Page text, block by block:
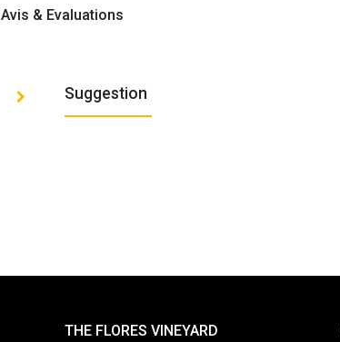
Avis & Evaluations
Suggestion
THE FLORES VINEYARD